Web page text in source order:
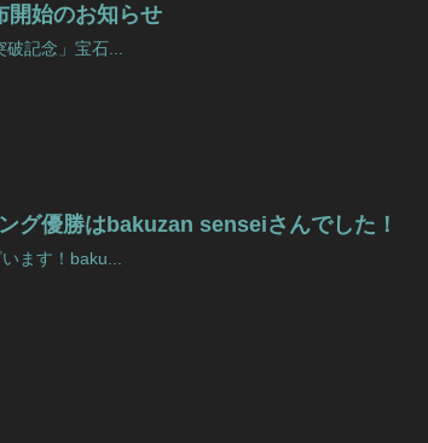
開始のお知らせ
記念」宝石...
グ優勝はbakuzan senseiさんでした！
ます！baku...